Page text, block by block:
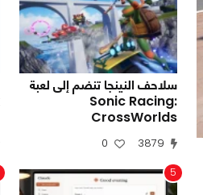
سلاحف النينجا تنضم إلى لعبة
Sonic Racing:
CrossWorlds
3879
0
5